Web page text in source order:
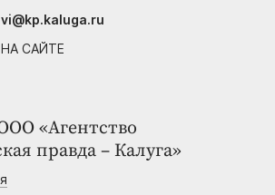
«Агентство
правда – Калуга»
САЙТЕ